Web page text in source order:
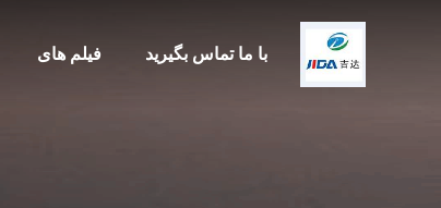
فیلم های با ما تماس بگیرید